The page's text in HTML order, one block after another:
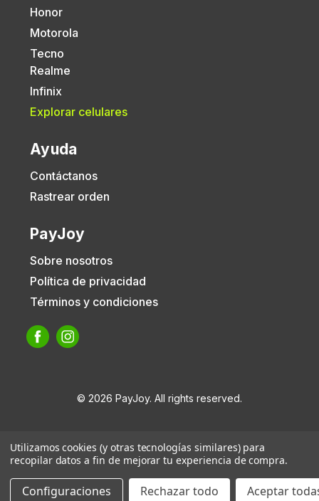
Honor
Motorola
Tecno
Realme
Infinix
Explorar celulares
Ayuda
Contáctanos
Rastrear orden
PayJoy
Sobre nosotros
Política de privacidad
Términos y condiciones
© 2026 PayJoy. All rights reserved.
Utilizamos cookies (y otras tecnologías similares) para
recopilar datos a fin de mejorar tu experiencia de compra.
Configuraciones Rechazar todo Aceptar